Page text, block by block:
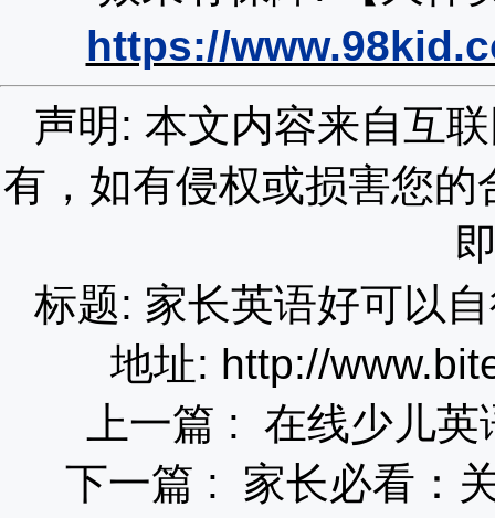
https://
声明: 本文内容来自互
有，如有侵权或损害您
标题: 家长英语好可以
地址: http://
上一篇 : 在线少儿英
下一篇 : 家长必看：